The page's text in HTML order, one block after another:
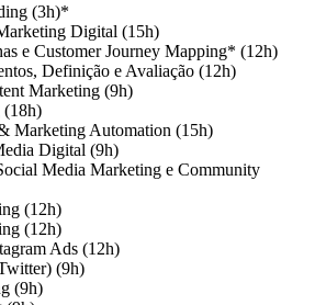
(3h)*
Digital (15h)
e Customer Journey Mapping* (12h)
Definição e Avaliação (12h)
Marketing (9h)
(18h)
Marketing Automation (15h)
Digital (9h)
Media Marketing e Community
(12h)
(12h)
Ads (12h)
(9h)
(9h)